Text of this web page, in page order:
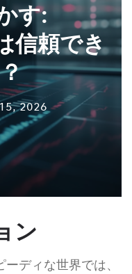
す:
信頼でき
2026
ン
ディな世界では、